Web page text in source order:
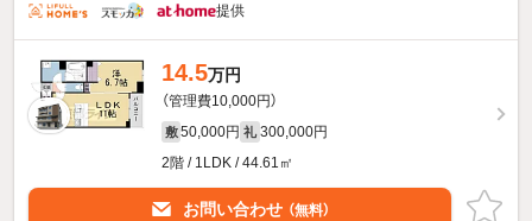
提供
14.5万円
（管理費10,000円）
敷 50,000円 礼 300,000円
2階 / 1LDK / 44.61㎡
お問い合わせ （無料）